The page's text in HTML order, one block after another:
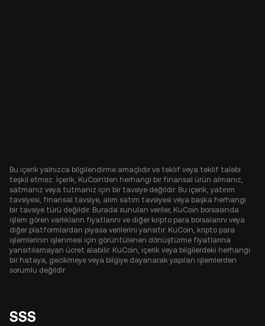
Bu içerik yalnızca bilgilendirme amaçlıdır ve teklif veya teklif talebi
teşkil etmez. İçerik, KuCoin'den herhangi bir finansal ürün almanız,
satmanız veya tutmanız için bir tavsiye değildir. Bu içerik, yatırım
tavsiyesi, finansal tavsiye, alım satım tavsiyesi veya başka herhangi
bir tavsiye türü değildir. Burada sunulan veriler, KuCoin borsasında
işlem gören varlıkların fiyatlarını ve diğer kripto para borsalarını veya
diğer platformlardan piyasa verilerini yansıtır. KuCoin, kripto para
işlemlerinin işlenmesi için görüntülenen dönüştürme fiyatlarına
yansıtılamayan ücret alabilir. KuCoin, içerik veya bilgilerdeki herhangi
bir hataya, gecikmeye veya bilgiye dayanarak yapılan işlemlerden
sorumlu değildir.
SSS